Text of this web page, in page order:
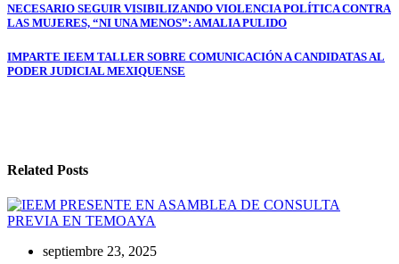
Navegación
de
entradas
NECESARIO SEGUIR VISIBILIZANDO VIOLENCIA POLÍTICA CONTRA
LAS MUJERES, “NI UNA MENOS”: AMALIA PULIDO
IMPARTE IEEM TALLER SOBRE COMUNICACIÓN A CANDIDATAS AL
PODER JUDICIAL MEXIQUENSE
Related Posts
septiembre 23, 2025